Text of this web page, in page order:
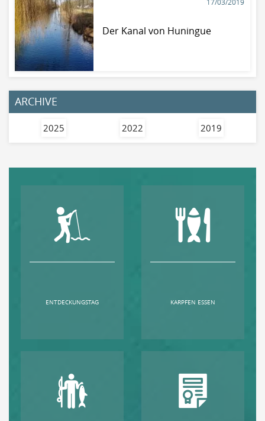
Der Kanal von Huningue
ARCHIVE
2025 2022 2019
ENTDECKUNGSTAG KARPFEN ESSEN